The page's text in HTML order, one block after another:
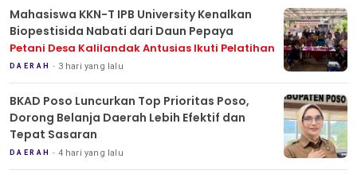
Mahasiswa KKN-T IPB University Kenalkan
Biopestisida Nabati dari Daun Pepaya
Petani Desa Kalilandak Antusias Ikuti Pelatihan
DAERAH 3 hari yang lalu
BKAD Poso Luncurkan Top Prioritas Poso,
Dorong Belanja Daerah Lebih Efektif dan
Tepat Sasaran
DAERAH 4 hari yang lalu